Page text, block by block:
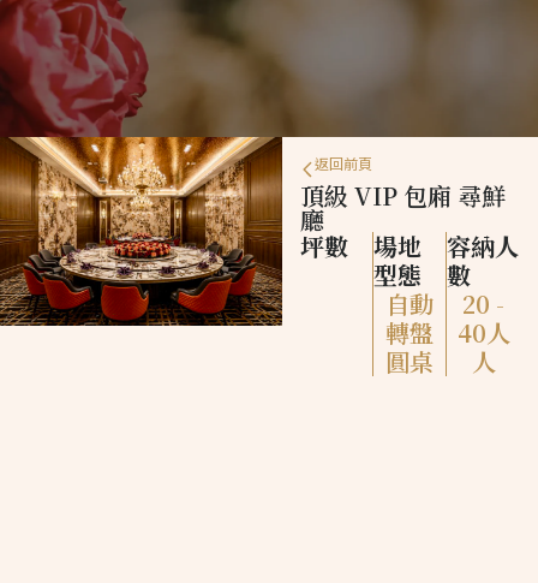
返回前頁
頂級 VIP 包廂 尋鮮
廳
坪數
場地
型態
自動
轉盤
圓桌
容納人
數
20 -
40人
人